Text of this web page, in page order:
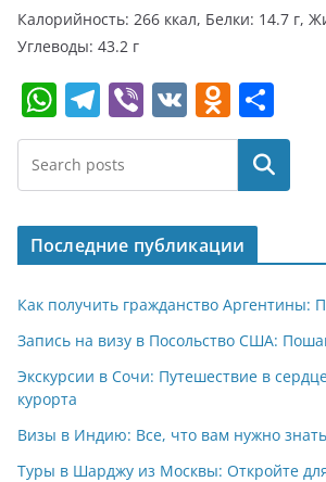
Калорийность: 266 ккал, Белки: 14.7 г,
Углеводы: 43.2 г
W
h
at
s
A
p
p
T
el
e
gr
a
m
Vi
b
V
K
O
d
o
kl
a
ss
ni
ki
т
п
р
в
и
т
ь
Поиск
Последние публикации
Как получить гражданство Аргентины:
Запись на визу в Посольство США:
Экскурсии в Сочи: Путешествие в
курорта
Визы в Индию: Все, что вам нужно знать
Туры в Шарджу из Москвы: Откройте